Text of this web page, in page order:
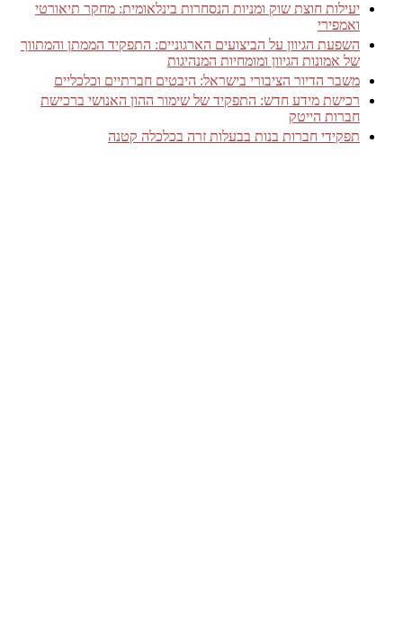
יעילות חוצת שוק ומניות הנסחרות בינלאומית: מחקר תיאורטי
ואמפירי
השפעת הגיוון על הביצועים הארגוניים: התפקיד הממתן והמתווך
של אמונות הגיוון ומומחיות המנהיגות
משבר הדיור הציבורי בישראל: היבטים חברתיים וכלכליים
רכישת מידע חדש: התפקיד של שימור ההון האנושי ברכישת
חברות הייטק
תפקידי חברות בנות בבעלות זרה בכלכלה קטנה